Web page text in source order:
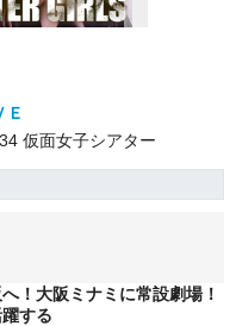
Ｅ
仮面女子シアター
！大阪ミナミに常設劇場！
する